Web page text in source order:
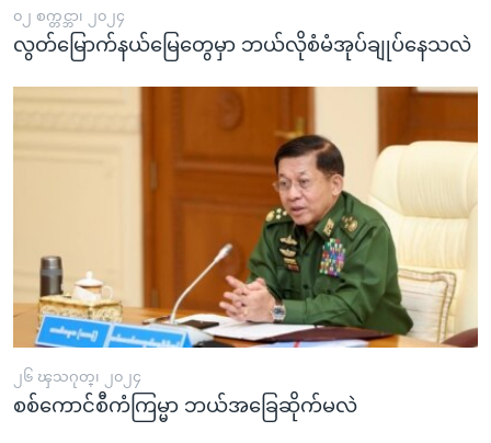
သို့
ကျော်
ဗွီအိုအေ လူမှုကွန်ယက်များ
၀၂ စက္တင္ဘာ၊ ၂၀၂၄
လွတ်မြောက်နယ်မြေတွေမှာ ဘယ်လိုစံမံအုပ်ချုပ်နေသလဲ
၂၆ ၾသဂုတ္၊ ၂၀၂၄
စစ်ကောင်စီကံကြမ္မာ ဘယ်အခြေဆိုက်မလဲ